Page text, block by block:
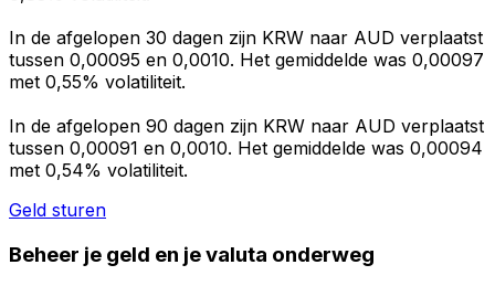
In de afgelopen 30 dagen zijn KRW naar AUD verplaatst
tussen 0,00095 en 0,0010. Het gemiddelde was 0,00097
met 0,55% volatiliteit.
In de afgelopen 90 dagen zijn KRW naar AUD verplaatst
tussen 0,00091 en 0,0010. Het gemiddelde was 0,00094
met 0,54% volatiliteit.
Geld sturen
Beheer je geld en je valuta onderweg